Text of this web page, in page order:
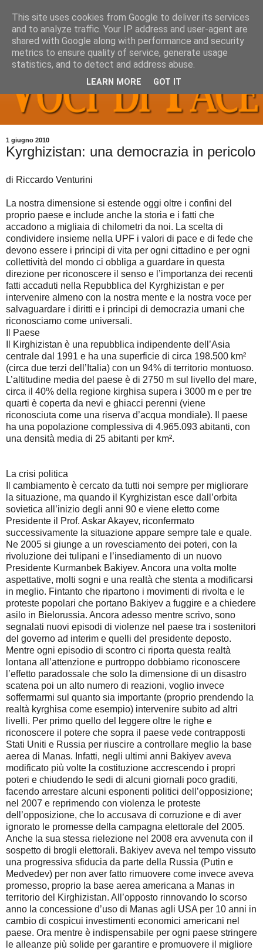
1 giugno 2010
Kyrghizistan: una democrazia in pericolo
di Riccardo Venturini
La nostra dimensione si estende oggi oltre i confini del
proprio paese e include anche la storia e i fatti che
accadono a migliaia di chilometri da noi. La scelta di
condividere insieme nella UPF i valori di pace e di fede che
devono essere i principi di vita per ogni cittadino e per ogni
collettività del mondo ci obbliga a guardare in questa
direzione per riconoscere il senso e l’importanza dei recenti
fatti accaduti nella Repubblica del Kyrghizistan e per
intervenire almeno con la nostra mente e la nostra voce per
salvaguardare i diritti e i principi di democrazia umani che
riconosciamo come universali.
Il Paese
Il Kirghizistan è una repubblica indipendente dell’Asia
centrale dal 1991 e ha una superficie di circa 198.500 km²
(circa due terzi dell’Italia) con un 94% di territorio montuoso.
L’altitudine media del paese è di 2750 m sul livello del mare,
circa il 40% della regione kirghisa supera i 3000 m e per tre
quarti è coperta da nevi e ghiacci perenni (viene
riconosciuta come una riserva d’acqua mondiale). Il paese
ha una popolazione complessiva di 4.965.093 abitanti, con
una densità media di 25 abitanti per km².
La crisi politica
Il cambiamento è cercato da tutti noi sempre per migliorare
la situazione, ma quando il Kyrghizistan esce dall’orbita
sovietica all’inizio degli anni 90 e viene eletto come
Presidente il Prof. Askar Akayev, riconfermato
successivamente la situazione appare sempre tale e quale.
Ne 2005 si giunge a un rovesciamento dei poteri, con la
rivoluzione dei tulipani e l’insediamento di un nuovo
Presidente Kurmanbek Bakiyev. Ancora una volta molte
aspettative, molti sogni e una realtà che stenta a modificarsi
in meglio. Fintanto che ripartono i movimenti di rivolta e le
proteste popolari che portano Bakiyev a fuggire e a chiedere
asilo in Bielorussia. Ancora adesso mentre scrivo, sono
segnalati nuovi episodi di violenze nel paese tra i sostenitori
del governo ad interim e quelli del presidente deposto.
Mentre ogni episodio di scontro ci riporta questa realtà
lontana all’attenzione e purtroppo dobbiamo riconoscere
l’effetto paradossale che solo la dimensione di un disastro
scatena poi un alto numero di reazioni, voglio invece
soffermarmi sul quanto sia importante (proprio prendendo la
realtà kyrghisa come esempio) intervenire subito ad altri
livelli. Per primo quello del leggere oltre le righe e
riconoscere il potere che sopra il paese vede contrapposti
Stati Uniti e Russia per riuscire a controllare meglio la base
aerea di Manas. Infatti, negli ultimi anni Bakiyev aveva
modificato più volte la costituzione accrescendo i propri
poteri e chiudendo le sedi di alcuni giornali poco graditi,
facendo arrestare alcuni esponenti politici dell’opposizione;
nel 2007 e reprimendo con violenza le proteste
dell’opposizione, che lo accusava di corruzione e di aver
ignorato le promesse della campagna elettorale del 2005.
Anche la sua stessa rielezione nel 2008 era avvenuta con il
sospetto di brogli elettorali. Bakiyev aveva nel tempo vissuto
una progressiva sfiducia da parte della Russia (Putin e
Medvedev) per non aver fatto rimuovere come invece aveva
promesso, proprio la base aerea americana a Manas in
territorio del Kirghizistan. All’opposto rinnovando lo scorso
anno la concessione d’uso di Manas agli USA per 10 anni in
cambio di cospicui investimenti economici americani nel
paese. Ora mentre è indispensabile per ogni paese stringere
le alleanze più solide per garantire e promuovere il migliore
This site uses cookies from Google to deliver its services
and to analyze traffic. Your IP address and user-agent are
shared with Google along with performance and security
metrics to ensure quality of service, generate usage
statistics, and to detect and address abuse.
LEARN MORE GOT IT